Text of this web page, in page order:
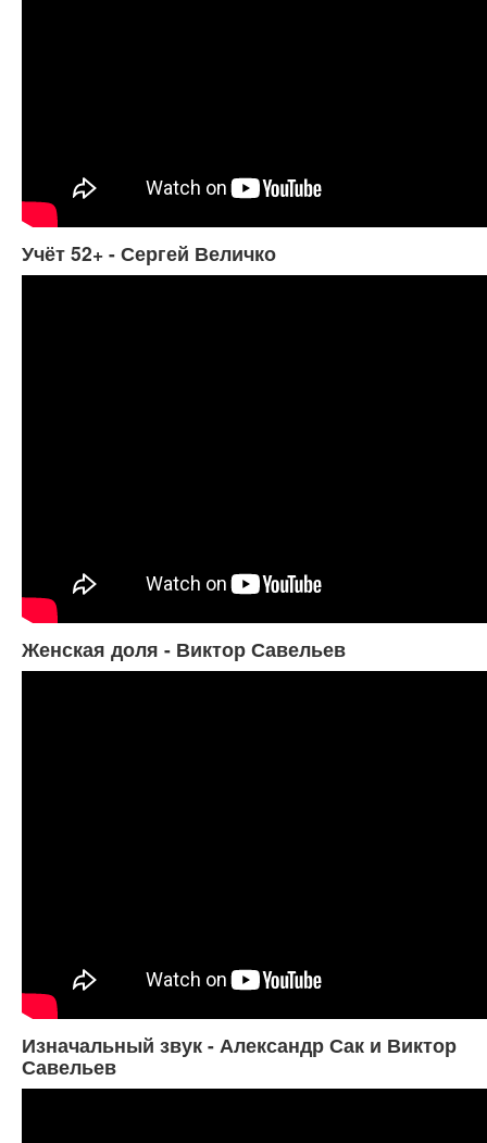
Учёт 52+ - Сергей Величко
Женская доля - Виктор Савельев
Изначальный звук - Александр Сак и Виктор
Савельев